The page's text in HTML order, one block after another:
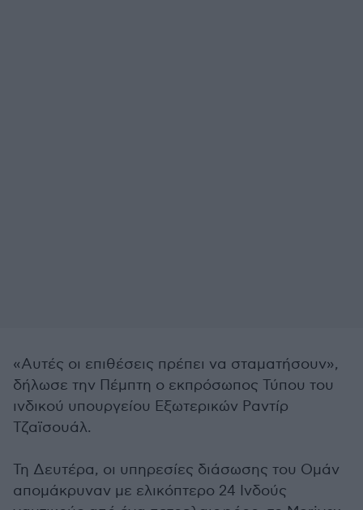
«Αυτές οι επιθέσεις πρέπει να σταματήσουν»,
δήλωσε την Πέμπτη ο εκπρόσωπος Τύπου του
ινδικού υπουργείου Εξωτερικών Ραντίρ
Τζαϊσουάλ.
Τη Δευτέρα, οι υπηρεσίες διάσωσης του Ομάν
απομάκρυναν με ελικόπτερο 24 Ινδούς